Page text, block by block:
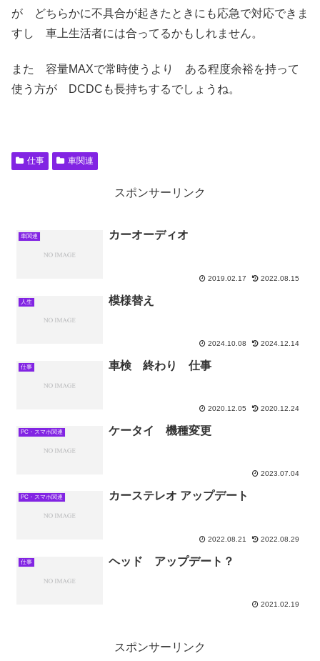
が どちらかに不具合が起きたときにも応急で対応できま
すし 車上生活者には合ってるかもしれません。
また 容量MAXで常時使うより ある程度余裕を持って
使う方が DCDCも長持ちするでしょうね。
仕事 車関連
スポンサーリンク
車関連 カーオーディオ
2019.02.17 2022.08.15
人生 模様替え
2024.10.08 2024.12.14
仕事 車検 終わり 仕事
2020.12.05 2020.12.24
PC・スマホ関連 ケータイ 機種変更
2023.07.04
PC・スマホ関連 カーステレオ アップデート
2022.08.21 2022.08.29
仕事 ヘッド アップデート？
2021.02.19
スポンサーリンク